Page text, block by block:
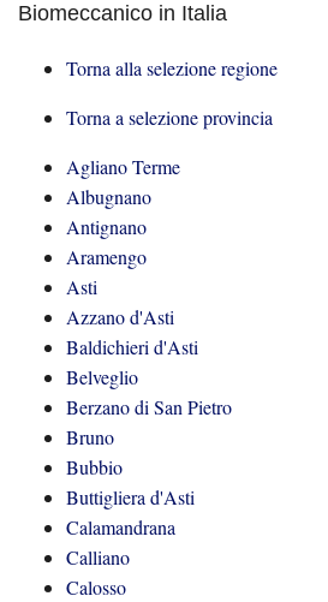
Biomeccanico in Italia
Torna alla selezione regione
Torna a selezione provincia
Agliano Terme
Albugnano
Antignano
Aramengo
Asti
Azzano d'Asti
Baldichieri d'Asti
Belveglio
Berzano di San Pietro
Bruno
Bubbio
Buttigliera d'Asti
Calamandrana
Calliano
Calosso